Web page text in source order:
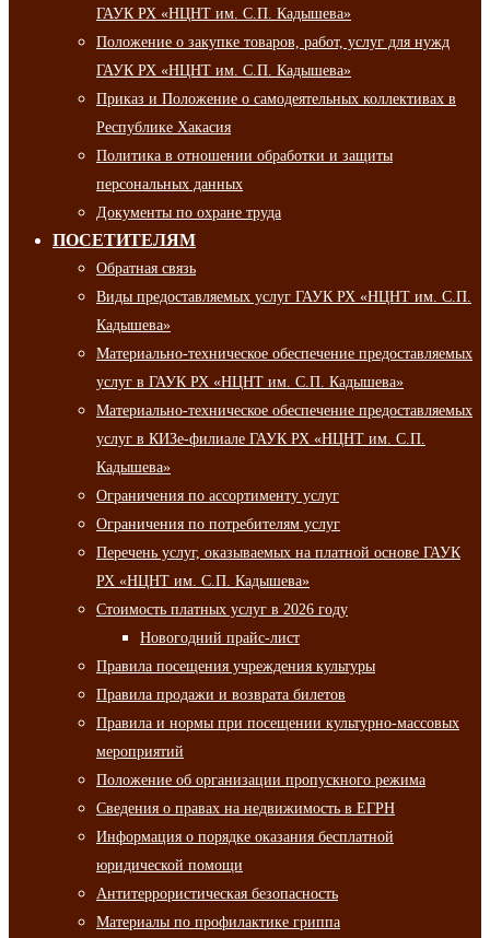
ГАУК РХ «НЦНТ им. С.П. Кадышева»
Положение о закупке товаров, работ, услуг для нужд
ГАУК РХ «НЦНТ им. С.П. Кадышева»
Приказ и Положение о самодеятельных коллективах в
Республике Хакасия
Политика в отношении обработки и защиты
персональных данных
Документы по охране труда
ПОСЕТИТЕЛЯМ
Обратная связь
Виды предоставляемых услуг ГАУК РХ «НЦНТ им. С.П.
Кадышева»
Материально-техническое обеспечение предоставляемых
услуг в ГАУК РХ «НЦНТ им. С.П. Кадышева»
Материально-техническое обеспечение предоставляемых
услуг в КИЗе-филиале ГАУК РХ «НЦНТ им. С.П.
Кадышева»
Ограничения по ассортименту услуг
Ограничения по потребителям услуг
Перечень услуг, оказываемых на платной основе ГАУК
РХ «НЦНТ им. С.П. Кадышева»
Стоимость платных услуг в 2026 году
Новогодний прайс-лист
Правила посещения учреждения культуры
Правила продажи и возврата билетов
Правила и нормы при посещении культурно-массовых
мероприятий
Положение об организации пропускного режима
Сведения о правах на недвижимость в ЕГРН
Информация о порядке оказания бесплатной
юридической помощи
Антитеррористическая безопасность
Материалы по профилактике гриппа